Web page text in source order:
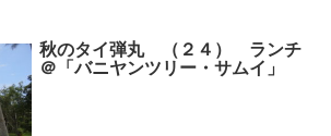
秋のタイ弾丸 （２４） ランチ
＠「バニヤンツリー・サムイ」